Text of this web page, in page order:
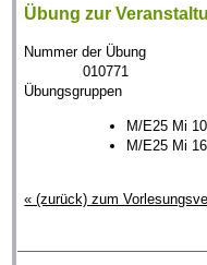
Übung zur
Nummer der Übung
010771
Übungsgruppen
M/E25 Mi
M/E25 Mi
« (zurück) zum